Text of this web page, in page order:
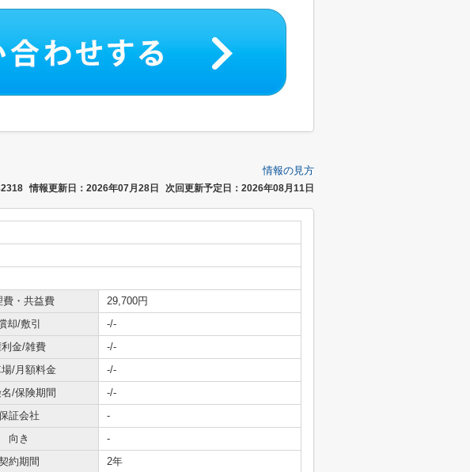
情報の見方
情報更新日：2026年07月28日 次回更新予定日：2026年08月11日
費・共益費
29,700円
却/敷引
-/-
金/雑費
-/-
/月額料金
-/-
/保険期間
-/-
証会社
-
向き
-
約期間
2年